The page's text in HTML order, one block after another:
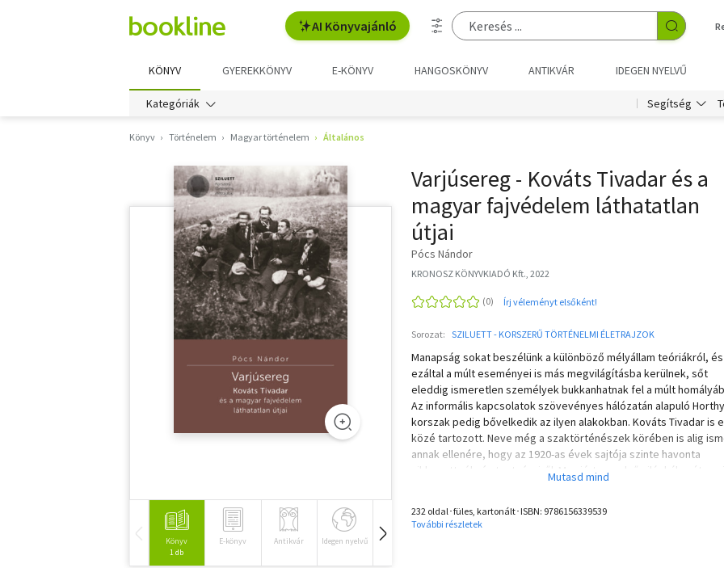
AI Könyvajánló
KÖNYV GYEREKKÖNYV E-KÖNYV HANGOSKÖNYV ANTIKVÁR IDEGEN NYELVŰ
Kategóriák Segítség
Könyv Történelem Magyar történelem Általános
Könyv
1 db
E-könyv Antikvár Idegen nyelvű Hangoskönyv
Varjúsereg - Kováts Tivadar és a
magyar fajvédelem láthatatlan
útjai
Pócs Nándor
KRONOSZ KÖNYVKIADÓ Kft., 2022
Írj véleményt elsőként!
Sorozat: SZILUETT - KORSZERŰ TÖRTÉNELMI ÉLETRAJZOK
Manapság sokat beszélünk a különböző mélyállam teóriákról, és
ezáltal a múlt eseményei is más megvilágításba kerülnek, sőt
eleddig ismeretlen személyek bukkanhatnak fel a múlt
Az informális kapcsolatok szövevényes hálózatán alapuló
korszak pedig bővelkedik az ilyen alakokban. Kováts Tivadar is
közé tartozott. Neve még a szaktörténészek körében is alig
annak ellenére, hogy az 1920-as évek sajtója szinte havonta
cikkezett róla és testvéreiről. Megjárta az első világháborút,
bombamerénylet (terve) fűződik a nevéhez. Az ellenforradalom
232 oldal･füles, kartonált･ISBN: 9786156339539
További részletek